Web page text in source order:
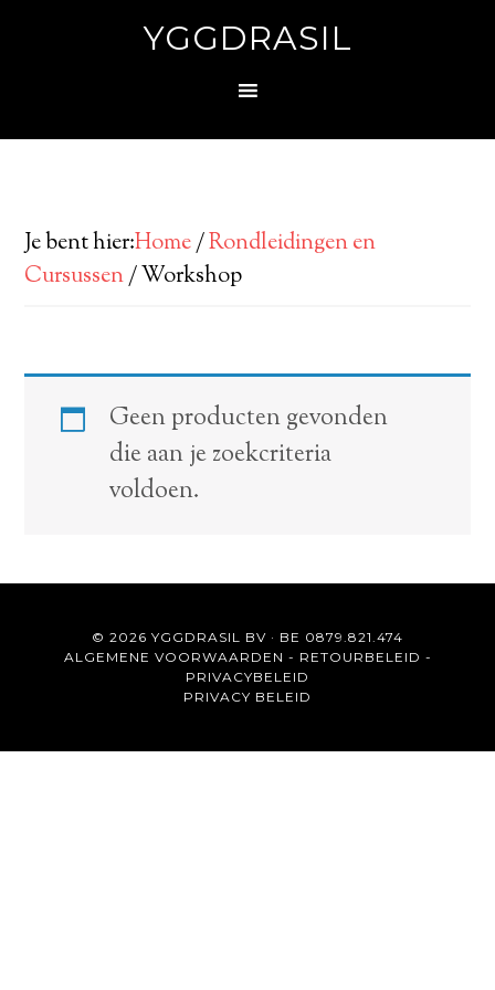
YGGDRASIL
Je bent hier:Home/Rondleidingen en
Cursussen/Workshop
Geen producten gevonden
die aan je zoekcriteria
voldoen.
© 2026 YGGDRASIL BV · BE 0879.821.474
ALGEMENE VOORWAARDEN - RETOURBELEID -
PRIVACYBELEID
PRIVACY BELEID